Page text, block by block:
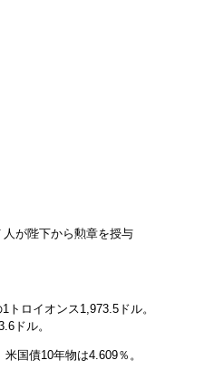
が陛下から勲章を授与
ロイオンス1,973.5ドル。
ドル。
国債10年物は4.609％。